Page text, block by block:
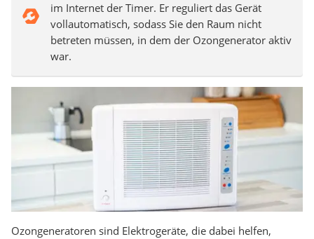
im Internet der Timer. Er reguliert das Gerät
vollautomatisch, sodass Sie den Raum nicht
betreten müssen, in dem der Ozongenerator aktiv
war.
Ozongeneratoren sind Elektrogeräte, die dabei helfen,